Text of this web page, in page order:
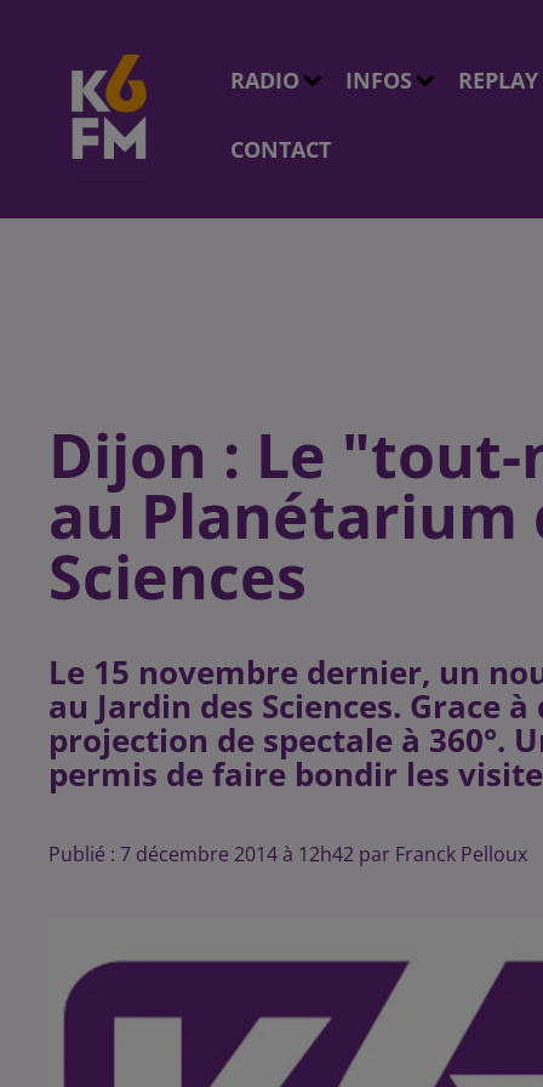
RADIO INFOS REPLAY
CONTACT
Dijon : Le
au Planétarium
Sciences
Le 15 novembre dernier, un
au Jardin des Sciences. Grace
projection de spectale à 360°.
Publié : 7 décembre 2014 à 12h42 par Franck Pelloux